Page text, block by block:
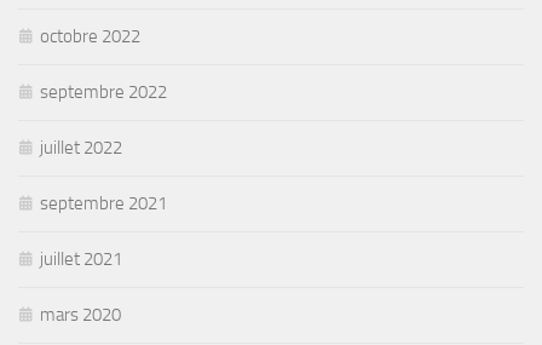
octobre 2022
septembre 2022
juillet 2022
septembre 2021
juillet 2021
mars 2020